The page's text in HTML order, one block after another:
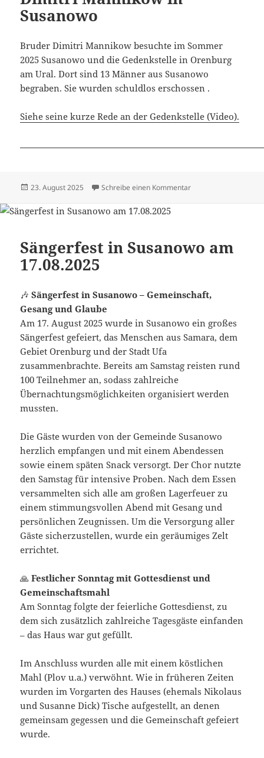
Susanowo
Bruder Dimitri Mannikow besuchte im Sommer
2025 Susanowo und die Gedenkstelle in Orenburg
am Ural. Dort sind 13 Männer aus Susanowo
begraben. Sie wurden schuldlos erschossen .
Siehe seine kurze Rede an der Gedenkstelle (Video).
Veröffentlicht
23. August 2025 Schreibe einen Kommentarzu Dimitri Mannikow
Sängerfest in Susanowo am
17.08.2025
🎶Sängerfest in Susanowo – Gemeinschaft,
Gesang und Glaube
Am 17. August 2025 wurde in Susanowo ein großes
Sängerfest gefeiert, das Menschen aus Samara, dem
Gebiet Orenburg und der Stadt Ufa
zusammenbrachte. Bereits am Samstag reisten rund
100 Teilnehmer an, sodass zahlreiche
Übernachtungsmöglichkeiten organisiert werden
mussten.
Die Gäste wurden von der Gemeinde Susanowo
herzlich empfangen und mit einem Abendessen
sowie einem späten Snack versorgt. Der Chor nutzte
den Samstag für intensive Proben. Nach dem Essen
versammelten sich alle am großen Lagerfeuer zu
einem stimmungsvollen Abend mit Gesang und
persönlichen Zeugnissen. Um die Versorgung aller
Gäste sicherzustellen, wurde ein geräumiges Zelt
errichtet.
🙏Festlicher Sonntag mit Gottesdienst und
Gemeinschaftsmahl
Am Sonntag folgte der feierliche Gottesdienst, zu
dem sich zusätzlich zahlreiche Tagesgäste einfanden
– das Haus war gut gefüllt.
Im Anschluss wurden alle mit einem köstlichen
Mahl (Plov u.a.) verwöhnt. Wie in früheren Zeiten
wurden im Vorgarten des Hauses (ehemals Nikolaus
und Susanne Dick) Tische aufgestellt, an denen
gemeinsam gegessen und die Gemeinschaft gefeiert
wurde.